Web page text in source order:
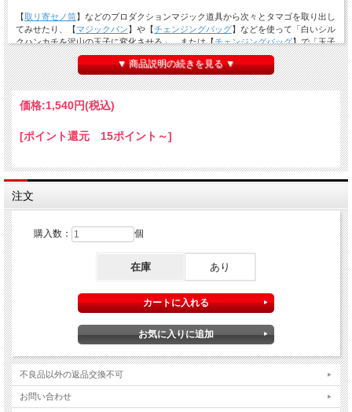
【取リ寄セノ筒】などのプロダクションマジック道具から次々とタマゴを取り出し
てみせたり、【マジックパン】や【チェンジングバッグ】などを使って「白いシル
クハンカチを沢山の玉子に変化させる」、または【チェンジングバッグ】で「玉子
を【ゴム鳩】に変化させる」なんていう手品も面白いでしょう。（ダブルタイプで
はシルク→玉子→ハトの三段階変化も！） また、【カップアンドボール】などの
クライマックスにも使えます。
サイズはステージ映えのする長径60mmの大型サイズ。（中が空洞になっているタ
イプです。）
【タマゴを産むスカーフ】や【 エッグベース
商品をお使い下さると手軽です。）
本物と違って割れる心配のないイミテーションの玉子は、取り出し用品として、ま
た色々なマジック用具と組み合わせて使えますので１セットは持っておくと便利で
※素材用品につき説明書はありません。
▼ 商品説明の続きを見る ▼
価格:1,540円(税込)
[ポイント還元 15ポイント～]
注文
購入数： 個
在庫 あり
不良品以外の返品交換不可
お問い合わせ